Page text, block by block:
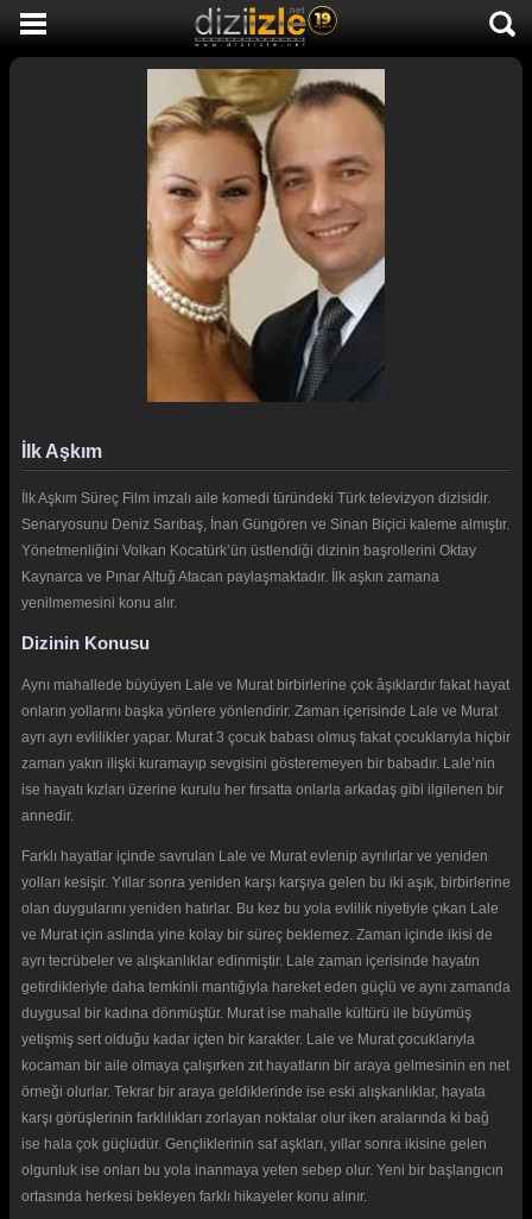
SON EKLENEN DİZİLER
GENÇLİK
DİZİ HABERLERİ
İlk Aşkım
İlk Aşkım Süreç Film imzalı aile komedi türündeki Türk televizyon dizisidir.
Senaryosunu Deniz Sarıbaş, İnan Güngören ve Sinan Biçici kaleme almıştır.
Yönetmenliğini Volkan Kocatürk’ün üstlendiği dizinin başrollerini Oktay
Kaynarca ve Pınar Altuğ Atacan paylaşmaktadır. İlk aşkın zamana
yenilmemesini konu alır.
Dizinin Konusu
Aynı mahallede büyüyen Lale ve Murat birbirlerine çok âşıklardır fakat hayat
onların yollarını başka yönlere yönlendirir. Zaman içerisinde Lale ve Murat
ayrı ayrı evlilikler yapar. Murat 3 çocuk babası olmuş fakat çocuklarıyla hiçbir
zaman yakın ilişki kuramayıp sevgisini gösteremeyen bir babadır. Lale’nin
ise hayatı kızları üzerine kurulu her fırsatta onlarla arkadaş gibi ilgilenen bir
annedir.
Farklı hayatlar içinde savrulan Lale ve Murat evlenip ayrılırlar ve yeniden
yolları kesişir. Yıllar sonra yeniden karşı karşıya gelen bu iki aşık, birbirlerine
olan duygularını yeniden hatırlar. Bu kez bu yola evlilik niyetiyle çıkan Lale
ve Murat için aslında yine kolay bir süreç beklemez. Zaman içinde ikisi de
ayrı tecrübeler ve alışkanlıklar edinmiştir. Lale zaman içerisinde hayatın
getirdikleriyle daha temkinli mantığıyla hareket eden güçlü ve aynı zamanda
duygusal bir kadına dönmüştür. Murat ise mahalle kültürü ile büyümüş
yetişmiş sert olduğu kadar içten bir karakter. Lale ve Murat çocuklarıyla
kocaman bir aile olmaya çalışırken zıt hayatların bir araya gelmesinin en net
örneği olurlar. Tekrar bir araya geldiklerinde ise eski alışkanlıklar, hayata
karşı görüşlerinin farklılıkları zorlayan noktalar olur iken aralarında ki bağ
ise hala çok güçlüdür. Gençliklerinin saf aşkları, yıllar sonra ikisine gelen
olgunluk ise onları bu yola inanmaya yeten sebep olur. Yeni bir başlangıcın
ortasında herkesi bekleyen farklı hikayeler konu alınır.